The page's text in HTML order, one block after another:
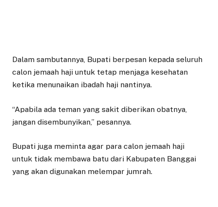
Dalam sambutannya, Bupati berpesan kepada seluruh
calon jemaah haji untuk tetap menjaga kesehatan
ketika menunaikan ibadah haji nantinya.
“Apabila ada teman yang sakit diberikan obatnya,
jangan disembunyikan,” pesannya.
Bupati juga meminta agar para calon jemaah haji
untuk tidak membawa batu dari Kabupaten Banggai
yang akan digunakan melempar jumrah.